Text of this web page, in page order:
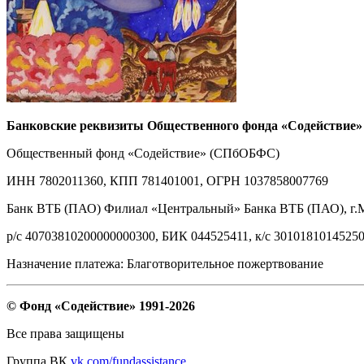
Банковские реквизиты Общественного фонда «Содействие»
Общественный фонд «Содействие» (СПбОБФС)
ИНН 7802011360, КПП 781401001, ОГРН 1037858007769
Банк ВТБ (ПАО) Филиал «Центральный» Банка ВТБ (ПАО),
р/с 40703810200000000300, БИК 044525411, к/с
Назначение платежа: Благотворительное пожертвование
© Фонд «Содействие» 1991-2026
Все права защищены